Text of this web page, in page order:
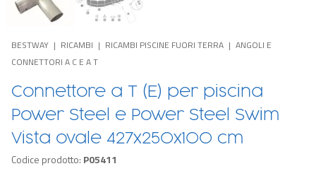
BESTWAY RICAMBI RICAMBI PISCINE FUORI TERRA
ANGOLI E
CONNETTORI A C E A T
Connettore a T (E) per piscina
Power Steel e Power Steel Swim
Vista ovale 427x250x100 cm
Codice prodotto: P05411